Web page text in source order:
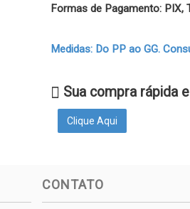
Formas de Pagamento: PIX,
Medidas: Do PP ao GG.
Sua compra rápida
Clique Aqui
CONTATO